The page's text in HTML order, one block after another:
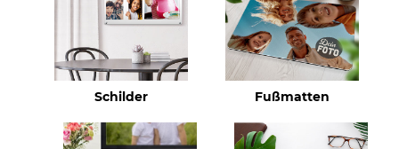
Schilder Fußmatten